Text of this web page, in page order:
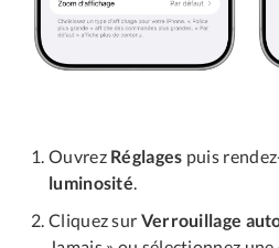
Ouvrez Réglages puis
luminosité
Cliquez sur Verrouillage